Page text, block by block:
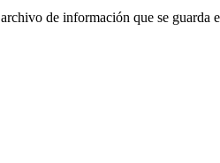
de información que se guarda